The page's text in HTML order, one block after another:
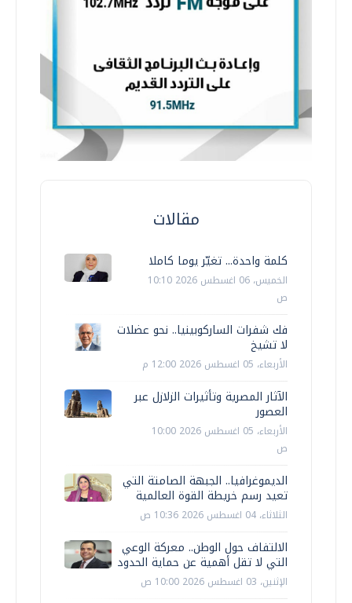
مقالات
كلمة واحدة... تغيّر يوما كاملا
الخميس، 06 اغسطس 2026 10:10
ص
فك شفرات الساركوبينيا.. نحو عضلات
لا تشيخ
الأربعاء، 05 اغسطس 2026 12:00 م
الآثار المصرية وتأثيرات الزلازل عبر
العصور
الأربعاء، 05 اغسطس 2026 10:00
ص
الديموغرافيا.. الجبهة الصامتة التي
تعيد رسم خريطة القوة العالمية
الثلاثاء، 04 اغسطس 2026 10:36 ص
الالتفاف حول الوطن.. معركة الوعي
التي لا تقل أهمية عن حماية الحدود
الإثنين، 03 اغسطس 2026 10:00 ص